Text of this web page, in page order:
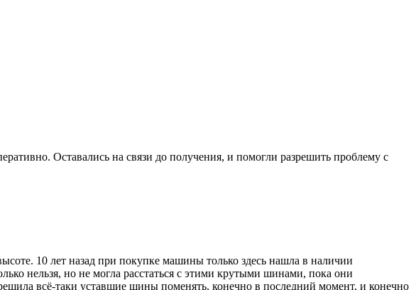
Оставались на связи до получения, и помогли разрешить проблему с
10 лет назад при покупке машины только здесь нашла в наличии
нельзя, но не могла расстаться с этими крутыми шинами, пока они
всё-таки уставшие шины поменять, конечно в последний момент, и конечно